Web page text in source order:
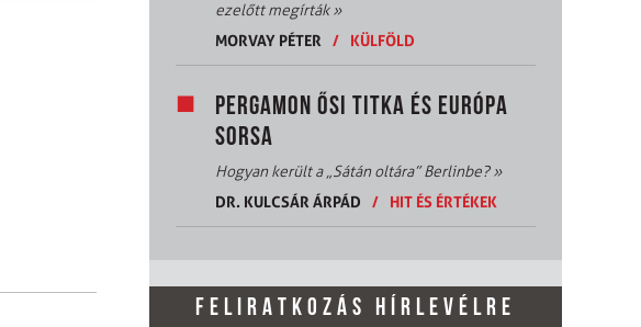
ezelőtt megírták»
MORVAY PÉTER
/ KÜLFÖLD
PERGAMON ŐSI TITKA ÉS EURÓPA
SORSA
Hogyan került a „Sátán oltára” Berlinbe?»
DR. KULCSÁR ÁRPÁD
/ HIT ÉS ÉRTÉKEK
FELIRATKOZÁS HÍRLEVÉLRE